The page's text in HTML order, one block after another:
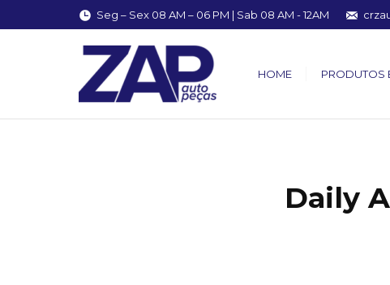
Seg – Sex 08 AM – 06 PM | Sab 08 AM - 12AM
HOME PRODUTOS
Daily